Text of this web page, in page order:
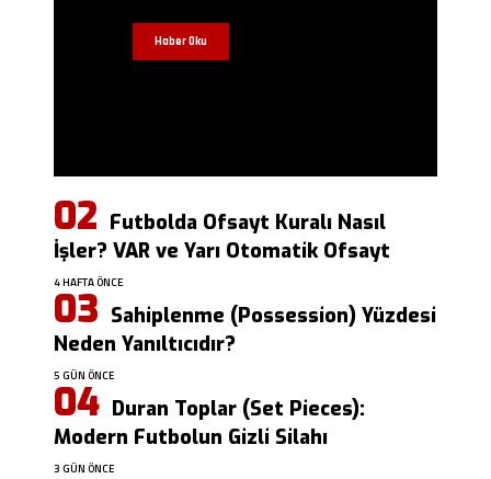
Haber Oku
Futbolda Ofsayt Kuralı Nasıl
İşler? VAR ve Yarı Otomatik Ofsayt
4 HAFTA ÖNCE
Sahiplenme (Possession) Yüzdesi
Neden Yanıltıcıdır?
5 GÜN ÖNCE
Duran Toplar (Set Pieces):
Modern Futbolun Gizli Silahı
3 GÜN ÖNCE